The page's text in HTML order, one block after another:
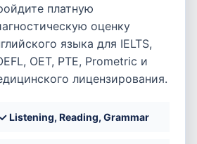
платную
оценку
языка для IELTS,
OET, PTE, Prometric и
лицензирования.
✓ Listening, Reading, Grammar
Solidarity